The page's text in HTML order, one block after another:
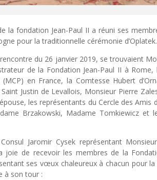
la fondation Jean-Paul II a réuni ses
pour la traditionnelle cérémonie d’Oplatek.
du 26 janvier 2019, se trouvaient
de la Fondation Jean-Paul II à Rome,
en France, la Comtesse Hubert
Justin de Levallois, Monsieur Pierre
les représentants du Cercle des Amis
Brzakowski, Madame Tomkiewicz et
Jaromir Cysek représentant Monsieur
de recevoir les membres de la
ses vœux chaleureux à chacun pour la
à son tour :